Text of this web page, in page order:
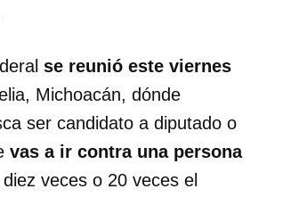
se reunió este viernes
Michoacán, dónde
ser candidato a diputado o
vas a ir contra una persona
veces o 20 veces el